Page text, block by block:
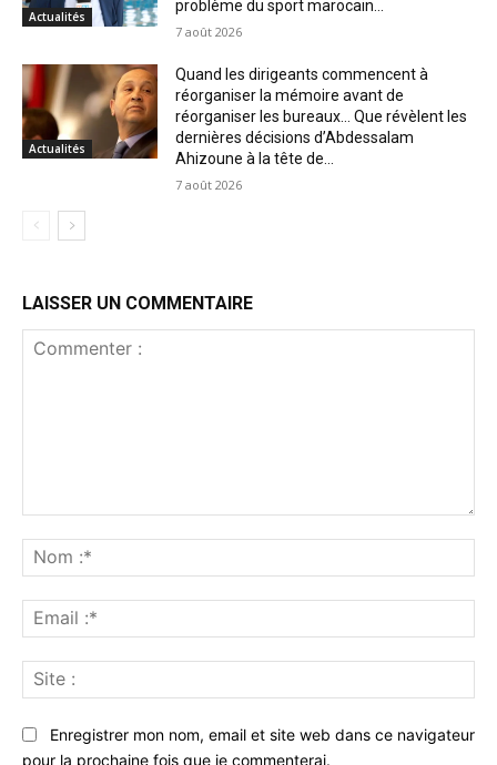
Actualités
problème du sport marocain...
7 août 2026
Actualités
Quand les dirigeants commencent à
réorganiser la mémoire avant de
réorganiser les bureaux… Que révèlent les
dernières décisions d’Abdessalam
Ahizoune à la tête de...
7 août 2026
LAISSER UN COMMENTAIRE
:*
:*
:
Enregistrer mon nom, email et site web dans ce navigateur
pour la prochaine fois que je commenterai.